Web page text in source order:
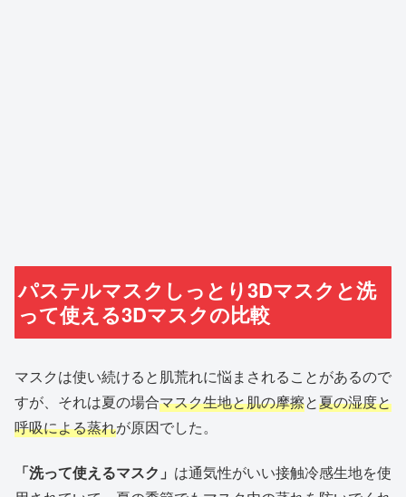
パステルマスクしっとり3Dマスクと洗
って使える3Dマスクの比較
マスクは使い続けると肌荒れに悩まされることがあるので
すが、それは夏の場合マスク生地と肌の摩擦と夏の湿度と
呼吸による蒸れが原因でした。
「洗って使えるマスク」 は通気性がいい接触冷感生地を使